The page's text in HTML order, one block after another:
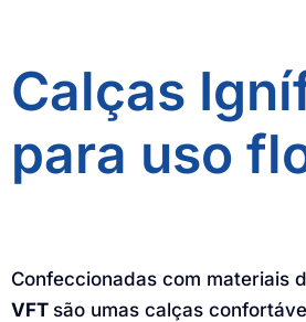
Calças
para uso
Confeccionadas com materiais
VFT são umas calças